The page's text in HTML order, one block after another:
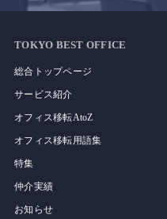
TOKYO BEST OFFICE
総合トップページ
サービス紹介
オフィス移転AtoZ
オフィス移転用語集
特集
仲介実績
お知らせ